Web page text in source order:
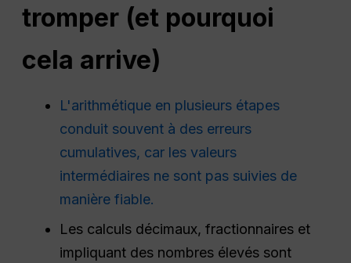
tromper (et pourquoi
cela arrive)
L'arithmétique en plusieurs étapes
conduit souvent à des erreurs
cumulatives, car les valeurs
intermédiaires ne sont pas suivies de
manière fiable.
Les calculs décimaux, fractionnaires et
impliquant des nombres élevés sont